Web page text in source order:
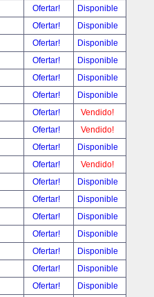
Ofertar!
Disponible
Ofertar!
Disponible
Ofertar!
Disponible
Ofertar!
Disponible
Ofertar!
Disponible
Ofertar!
Disponible
Ofertar!
Vendido!
Ofertar!
Vendido!
Ofertar!
Disponible
Ofertar!
Vendido!
Ofertar!
Disponible
Ofertar!
Disponible
Ofertar!
Disponible
Ofertar!
Disponible
Ofertar!
Disponible
Ofertar!
Disponible
Ofertar!
Disponible